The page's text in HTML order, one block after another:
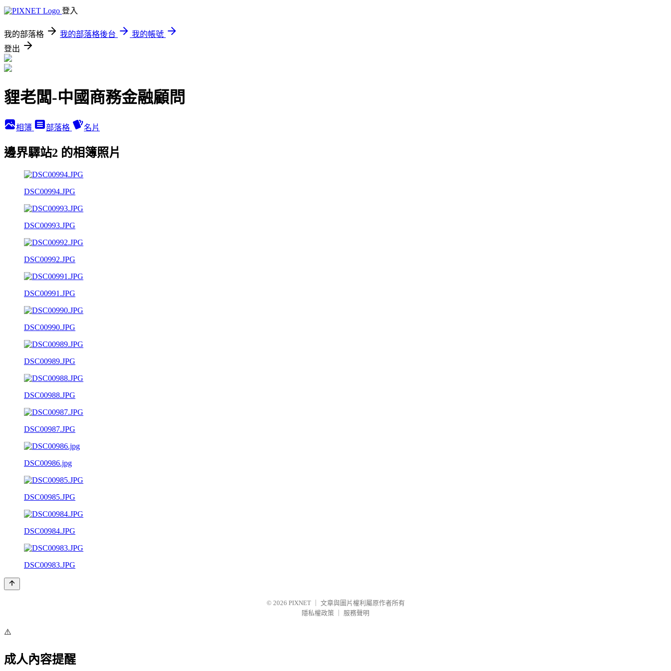
登入
我的部落格 我的部落格後台
我的帳號
登出
貍老闆-中國商務金融顧問
相簿 部落格 名片
邊界驛站2 的相簿照片
DSC00994.JPG
DSC00993.JPG
DSC00992.JPG
DSC00991.JPG
DSC00990.JPG
DSC00989.JPG
DSC00988.JPG
DSC00987.JPG
DSC00986.jpg
DSC00985.JPG
DSC00984.JPG
DSC00983.JPG
© 2026 PIXNET
文章與圖片權利屬原作者所有
隱私權政策
服務聲明
⚠️
成人內容提醒